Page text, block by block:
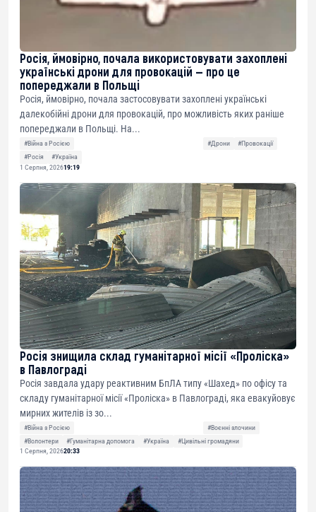
Росія, ймовірно, почала використовувати захоплені
українські дрони для провокацій — про це
попереджали в Польщі
Росія, ймовірно, почала застосовувати захоплені українські
далекобійні дрони для провокацій, про можливість яких раніше
попереджали в Польщі. На...
#Війна з Росією #Дрони
#Провокації
#Росія
#Україна
1 Серпня, 202619:19
Росія знищила склад гуманітарної місії «Проліска»
в Павлограді
Росія завдала удару реактивним БпЛА типу «Шахед» по офісу та
складу гуманітарної місії «Проліска» в Павлограді, яка евакуйовує
мирних жителів із зо...
#Війна з Росією
#Воєнні злочини
#Волонтери
#Гуманітарна допомога #Україна
#Цивільні громадяни
1 Серпня, 202620:33